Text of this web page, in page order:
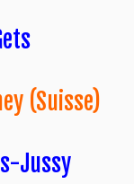
(Suisse)
Jussy